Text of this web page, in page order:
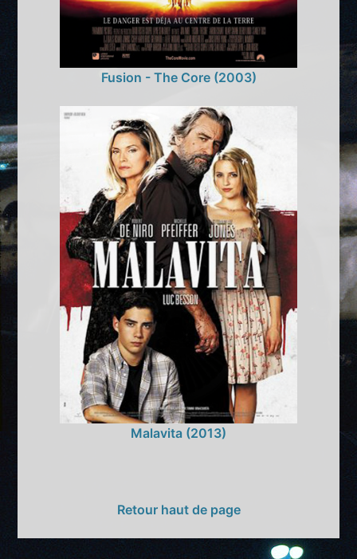
Fusion - The Core (2003)
Malavita (2013)
Retour haut de page